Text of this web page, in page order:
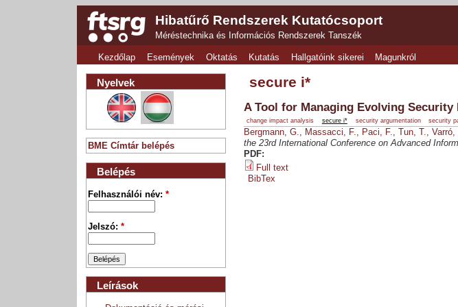
Hibatűrő Rendszerek Kutatócsoport
Méréstechnika és Információs Rendszerek Tanszék
Kezdőlap Események Oktatás Kutatás Hallgatóink sikerei Magunkról
secure i*
A Tool for Managing Evolving Security
change impact analysis secure i* security argumentation security
Bergmann, G., Massacci, F., Paci, F., Tun, T., Varró,
the 23rd International Conference on Advanced
PDF:
Full text
BibTex
Nyelvek
BME Címtár belépés
Belépés
Felhasználói név:*
Jelszó:*
Leírások